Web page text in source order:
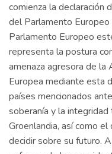
comienza la declaración
del Parlamento
Parlamento Europeo
representa la postura
amenaza agresora de la
Europea mediante esta
países mencionados
soberanía y la
Groenlandia, así como
decidir sobre su futuro.